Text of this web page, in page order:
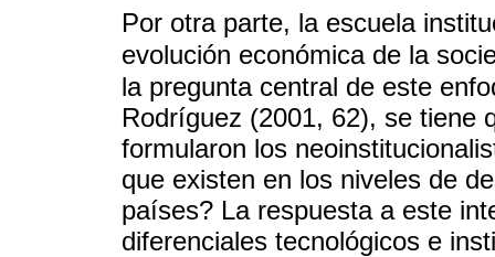
Por otra parte, la escuela
evolución económica de la
la pregunta central de este
Rodríguez (2001, 62), se tiene
formularon los
que existen en los niveles de
países? La respuesta a este
diferenciales tecnológicos e